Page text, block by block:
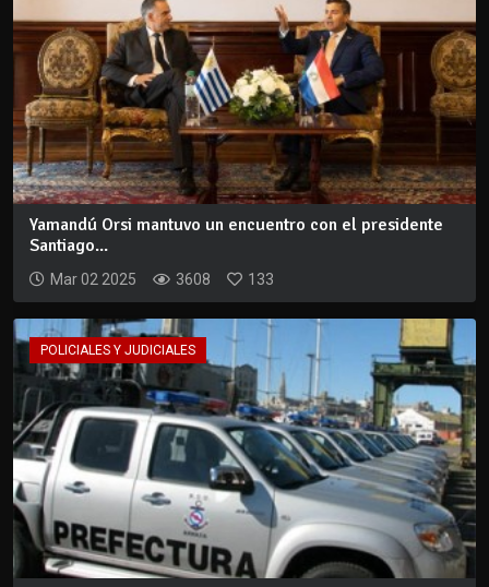
Yamandú Orsi mantuvo un encuentro con el presidente
Santiago...
Mar 02 2025 3608 133
POLICIALES Y JUDICIALES